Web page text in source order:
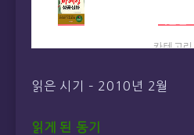
카테고리
읽은 시기 – 2010년 2월
읽게 된 동기